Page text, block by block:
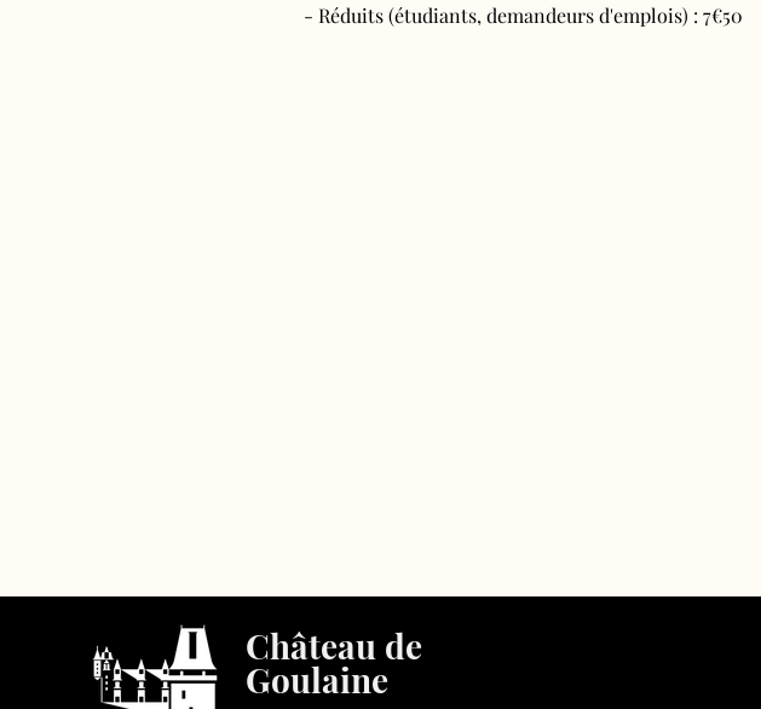
- Réduits (étudiants, demandeurs d'emplois) : 7€50
Château de
Goulaine